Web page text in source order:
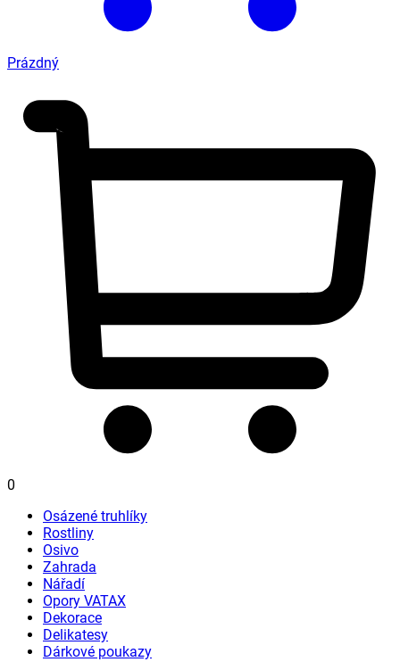
Prázdný
0
Osázené truhlíky
Rostliny
Osivo
Zahrada
Nářadí
Opory VATAX
Dekorace
Delikatesy
Dárkové poukazy